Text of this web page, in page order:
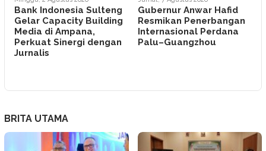
Bank Indonesia Sulteng
Gelar Capacity Building
Media di Ampana,
Perkuat Sinergi dengan
Jurnalis
Gubernur Anwar Hafid
Resmikan Penerbangan
Internasional Perdana
Palu–Guangzhou
BRITA UTAMA